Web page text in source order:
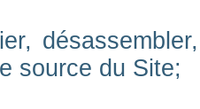
source du Site;